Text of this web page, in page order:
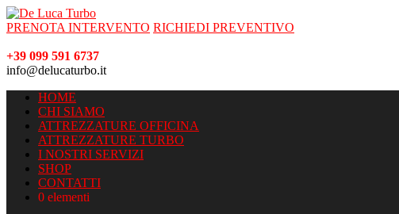
PRENOTA INTERVENTO RICHIEDI PREVENTIVO
+39 099 591 6737
info@delucaturbo.it
HOME
CHI SIAMO
ATTREZZATURE OFFICINA
ATTREZZATURE TURBO
I NOSTRI SERVIZI
SHOP
CONTATTI
0 elementi